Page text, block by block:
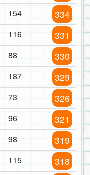
154 334
116 331
88 330
187 329
73 326
96 321
98 319
115 318